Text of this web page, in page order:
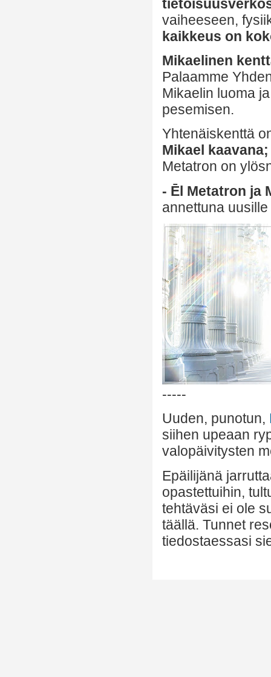
vaiheeseen,
kaikkeus on
Mikaelinen
Palaamme
Mikaelin luoma
pesemisen.
Yhtenäiskenttä
Mikael
Metatron on
- Ēl Metatron ja
annettuna
-----
Uuden, punotun,
siihen upeaan
valopäivitysten
Epäilijänä
opastettuihin,
tehtäväsi ei ole
täällä. Tunnet
tiedostaessasi